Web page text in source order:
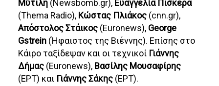
Μύτιλη (Newsbomb.gr), Ευαγγελία Πισκερά
(Τhema Radio), Κώστας Πλιάκος (cnn.gr),
Απόστολος Στάικος (Euronews), George
Gstrein (Ήφαιστος της Βιέννης). Επίσης στο
Κάιρο ταξίδεψαν και οι τεχνικοί Γιάννης
Δήμας (Euronews), Βασίλης Μουσαφίρης
(ΕΡΤ) και Γιάννης Σάκης (ΕΡΤ).